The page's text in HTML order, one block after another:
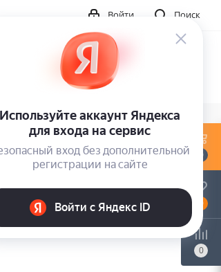
Поиск
Войти
0
0
0